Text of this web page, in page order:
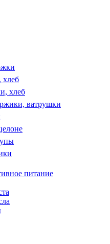
хлеб
хлеб
ватрушки
питание